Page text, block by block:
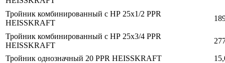
Тройник комбинированный с НР 25х1/2 PPR
HEISSKRAFT
Тройник комбинированный с НР 25х3/4 PPR
HEISSKRAFT
Тройник однозначный 20 PPR HEISSKRAFT